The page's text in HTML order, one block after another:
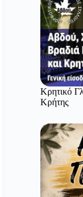
Κρητικό
Κρήτης